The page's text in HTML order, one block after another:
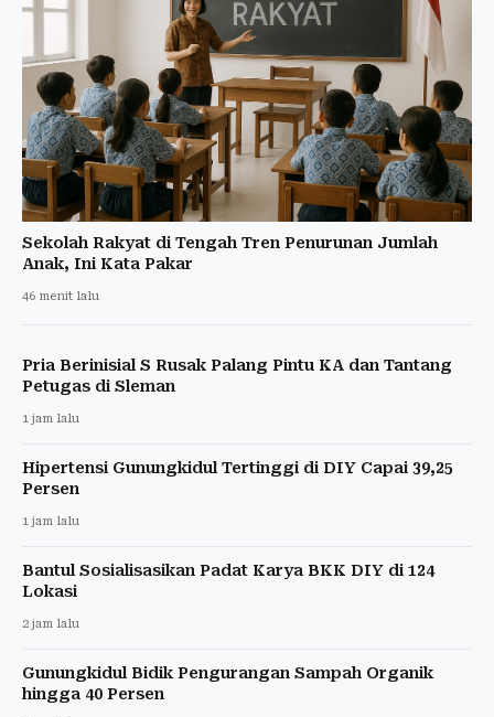
Sekolah Rakyat di Tengah Tren Penurunan Jumlah
Anak, Ini Kata Pakar
46 menit lalu
Pria Berinisial S Rusak Palang Pintu KA dan Tantang
Petugas di Sleman
1 jam lalu
Hipertensi Gunungkidul Tertinggi di DIY Capai 39,25
Persen
1 jam lalu
Bantul Sosialisasikan Padat Karya BKK DIY di 124
Lokasi
2 jam lalu
Gunungkidul Bidik Pengurangan Sampah Organik
hingga 40 Persen